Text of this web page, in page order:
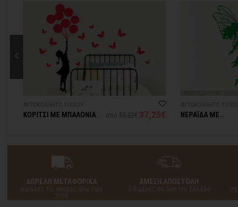
ΚΟΡΙΤΣΙ ΜΕ ΜΠΑΛΟΝΙΑ
37,25€
ΝΕΡΑΪΔΑ ΜΕ
ΔΩΡΕΑΝ ΜΕΤΑΦΟΡΙΚΑ
για όλες τις αγορές άνω των
200€
ΑΜΕΣΗ ΑΠΟΣΤΟΛΗ
3-8 μέρες σε όλη την Ελλάδα